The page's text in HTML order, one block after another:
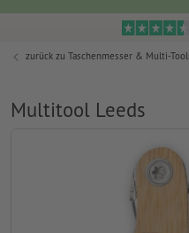
zurück zu Taschenmesser & Multi-
Multitool Leeds